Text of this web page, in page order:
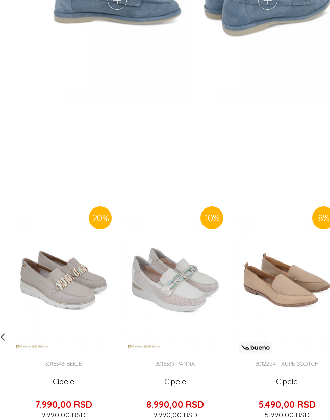
20%
3016343-BEIGE
Cipele
7.990,00 RSD
9.990,00RSD
10%
3016339-PANNA
Cipele
8.990,00 RSD
9.990,00RSD
8%
3012254-TAUPE-SCOTCH
Cipele
5.490,00 RSD
5.990,00RSD